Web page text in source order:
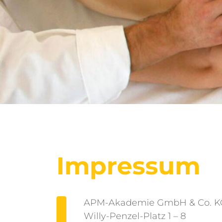
Impressum
APM-Akademie GmbH & Co.
Willy-Penzel-Platz 1 – 8